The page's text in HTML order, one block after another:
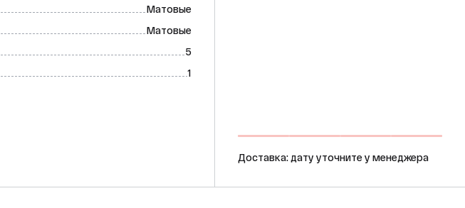
Матовые
Матовые
5
1
Доставка: дату уточните у менеджера